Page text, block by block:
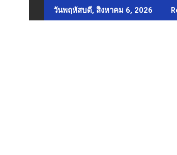
to
วันพฤหัสบดี, สิงหาคม 6, 2026